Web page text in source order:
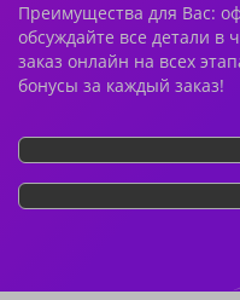
Преимущества для Вас:
обсуждайте все детали в
заказ онлайн на всех
бонусы за каждый заказ!